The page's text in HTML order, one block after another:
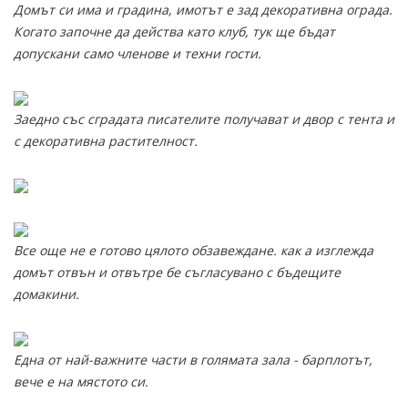
Домът си има и градина, имотът е зад декоративна ограда.
Когато започне да действа като клуб, тук ще бъдат
допускани само членове и техни гости.
Заедно със сградата писателите получават и двор с тента и
с декоративна растителност.
Все още не е готово цялото обзавеждане. как а изглежда
домът отвън и отвътре бе съгласувано с бъдещите
домакини.
Една от най-важните части в голямата зала - барплотът,
вече е на мястото си.